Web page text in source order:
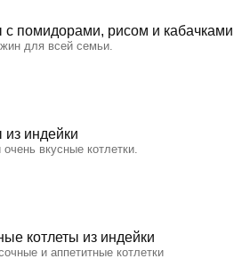
с помидорами, рисом и кабачками
для всей семьи.
из индейки
вкусные котлетки.
котлеты из индейки
и аппетитные котлетки